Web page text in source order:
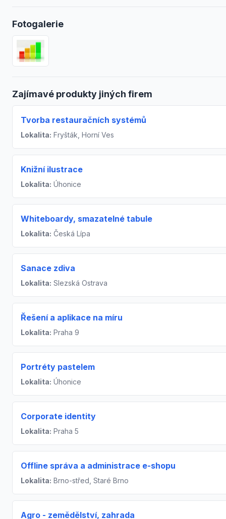
Fotogalerie
Zajímavé produkty jiných firem
Tvorba restauračních systémů
Lokalita: Fryšták, Horní Ves
Knižní ilustrace
Lokalita: Úhonice
Whiteboardy, smazatelné tabule
Lokalita: Česká Lípa
Sanace zdiva
Lokalita: Slezská Ostrava
Řešení a aplikace na míru
Lokalita: Praha 9
Portréty pastelem
Lokalita: Úhonice
Corporate identity
Lokalita: Praha 5
Offline správa a administrace e-shopu
Lokalita: Brno-střed, Staré Brno
Agro - zemědělství, zahrada